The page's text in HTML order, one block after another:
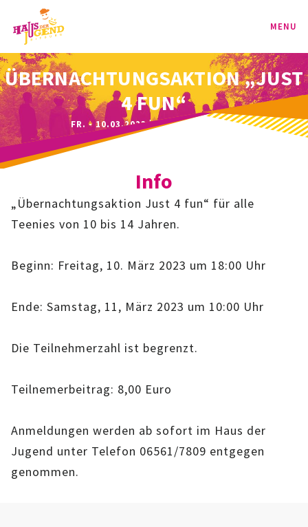
MENU
PROGRAMM
KINDER
JUGEND
BAG
ROLLENSPIEL-AG
GANZTAGSSCHULE
KURSE
EHRENAMTLICHENARBEIT
ÜBERNACHTUNGSAKTION „JUST
4 FUN“
FR. - 10.03.2023 | 18:00 - 10:00 UHR
Info
„Übernachtungsaktion Just 4 fun“ für alle
Teenies von 10 bis 14 Jahren.
Beginn: Freitag, 10. März 2023 um 18:00 Uhr
Ende: Samstag, 11, März 2023 um 10:00 Uhr
Die Teilnehmerzahl ist begrenzt.
Teilnemerbeitrag: 8,00 Euro
Anmeldungen werden ab sofort im Haus der
Jugend unter Telefon 06561/7809 entgegen
genommen.